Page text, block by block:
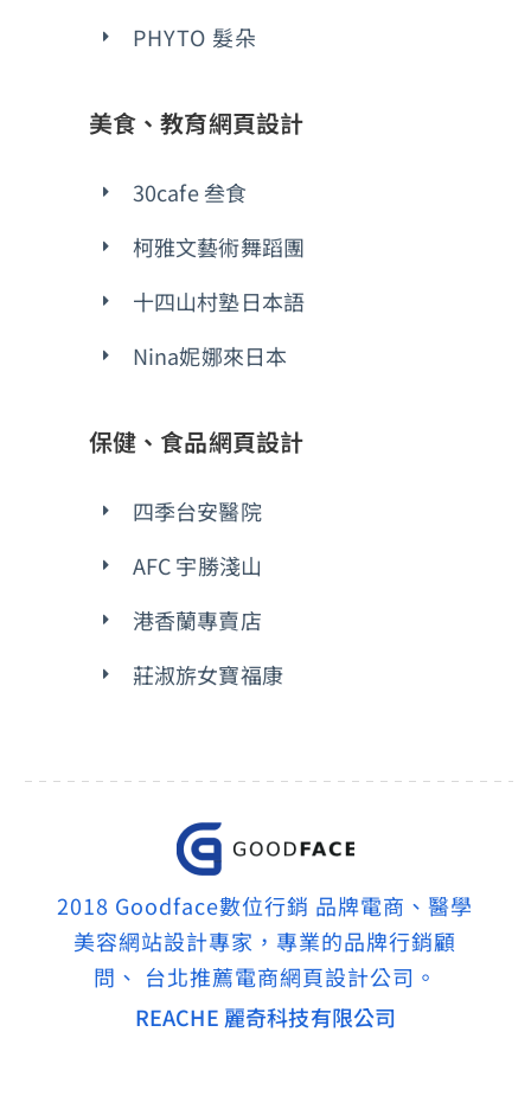
PHYTO 髮朵
美食、教育網頁設計
30cafe 叁食
柯雅文藝術舞蹈團
十四山村塾日本語
Nina妮娜來日本
保健、食品網頁設計
四季台安醫院
AFC 宇勝淺山
港香蘭專賣店
莊淑旂女寶福康
2018 Goodface數位行銷 品牌電商、醫學
美容網站設計專家，專業的品牌行銷顧
問、 台北推薦電商網頁設計公司。
REACHE 麗奇科技有限公司